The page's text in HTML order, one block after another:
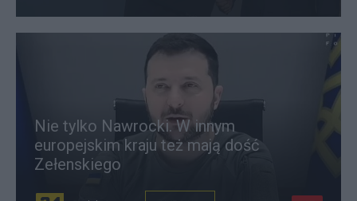
Nie tylko Nawrocki. W innym
europejskim kraju też mają dość
Zełenskiego